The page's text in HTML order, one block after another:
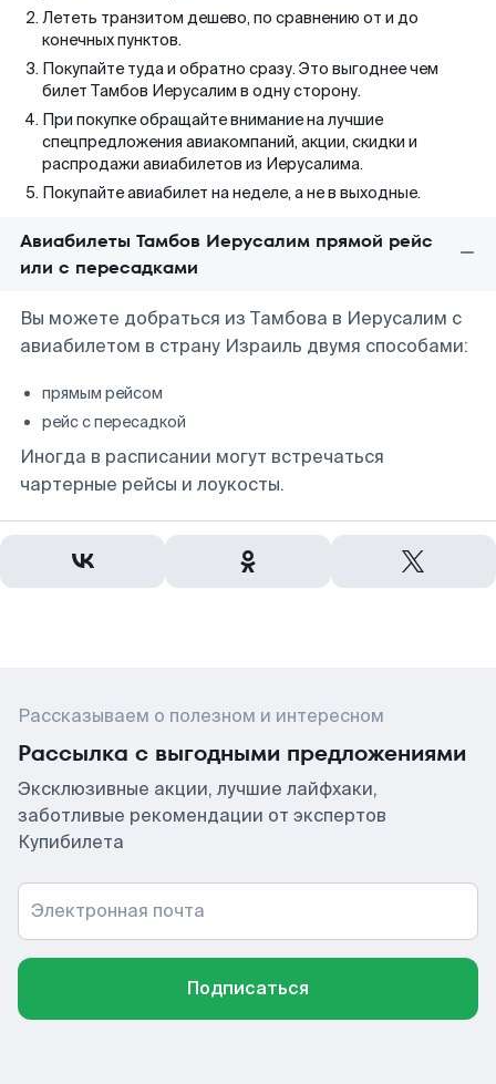
Лететь транзитом дешево, по сравнению от и до
конечных пунктов.
Покупайте туда и обратно сразу. Это выгоднее чем
билет Тамбов Иерусалим в одну сторону.
При покупке обращайте внимание на лучшие
спецпредложения авиакомпаний, акции, скидки и
распродажи авиабилетов из Иерусалима.
Покупайте авиабилет на неделе, а не в выходные.
Авиабилеты Тамбов Иерусалим прямой рейс
или с пересадками
Вы можете добраться из Тамбова в Иерусалим с
авиабилетом в страну Израиль двумя способами:
прямым рейсом
рейс с пересадкой
Иногда в расписании могут встречаться
чартерные рейсы и лоукосты.
Рассказываем о полезном и интересном
Рассылка с выгодными предложениями
Эксклюзивные акции, лучшие лайфхаки,
заботливые рекомендации от экспертов
Купибилета
Электронная почта
Подписаться